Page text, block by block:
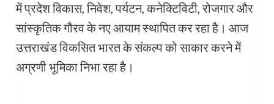
में प्रदेश विकास, निवेश, पर्यटन, कनेक्टिविटी, रोजगार और
सांस्कृतिक गौरव के नए आयाम स्थापित कर रहा है। आज
उत्तराखंड विकसित भारत के संकल्प को साकार करने में
अग्रणी भूमिका निभा रहा है।